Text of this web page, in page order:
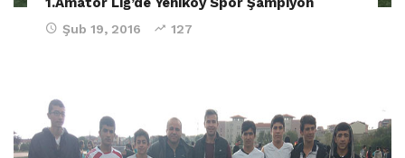
Şub 19, 2016 127